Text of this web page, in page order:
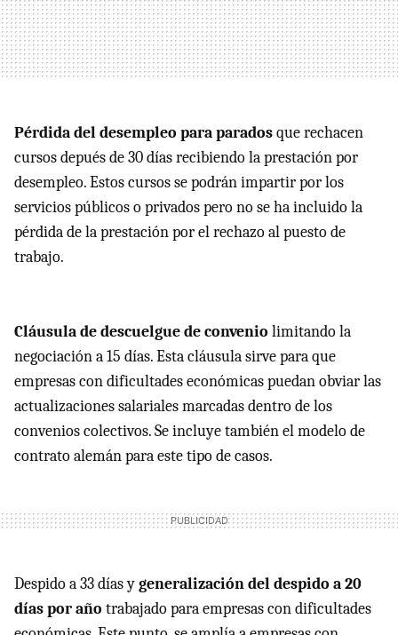
Pérdida del desempleo para paradosque rechacen
cursos depués de 30 días recibiendo la prestación por
desempleo. Estos cursos se podrán impartir por los
servicios públicos o privados pero no se ha incluido la
pérdida de la prestación por el rechazo al puesto de
trabajo.
Cláusula de descuelgue de convenio limitando la
negociación a 15 días. Esta cláusula sirve para que
empresas con dificultades económicas puedan obviar las
actualizaciones salariales marcadas dentro de los
convenios colectivos. Se incluye también el modelo de
contrato alemán para este tipo de casos.
Despido a 33 días ygeneralización del despido a 20
días por año trabajado para empresas con dificultades